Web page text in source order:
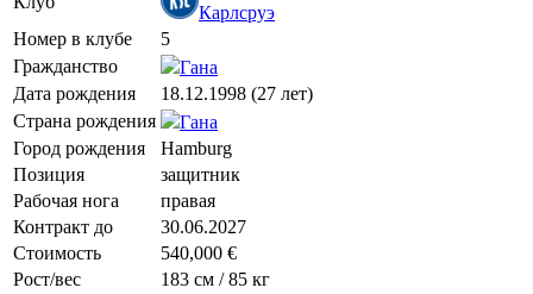
Карлсруэ
Номер в клубе
5
Гражданство
Гана
Дата рождения
18.12.1998 (27 лет)
Страна рождения
Гана
Город рождения
Hamburg
Позиция
защитник
Рабочая нога
правая
Контракт до
30.06.2027
Стоимость
540,000 €
Рост/вес
183 см / 85 кг